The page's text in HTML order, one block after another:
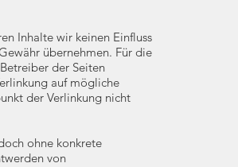
Inhalte wir keinen Einfluss
übernehmen. Für die
der Seiten
auf mögliche
der Verlinkung nicht
ohne konkrete
von